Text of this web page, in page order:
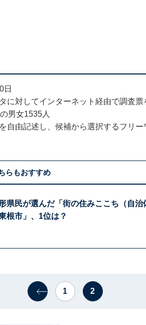
日
に対してインターネット経由で調査票
男女1535人
自由記述し、候補から選択するフリ
らもおすすめ
県民が選んだ「街の住みここち（自
東根市」、1位は？
1 2